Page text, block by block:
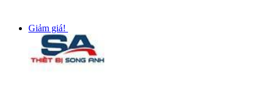
Giảm giá!